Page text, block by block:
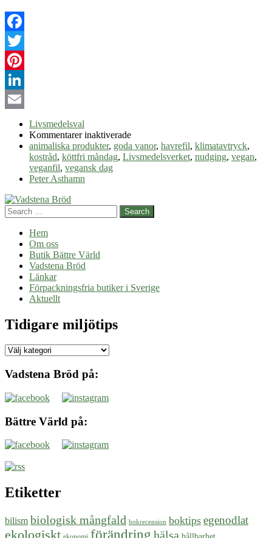
Facebook
Twitter
Pinterest
LinkedIn
Livsmedelsval
Kommentarer inaktiveradeför
En
vegansk
animaliska produkter, goda vanor, havrefil, klimatavtryck,
kostråd, köttfri måndag, Livsmedelsverket, nudging, vegan,
veganfil, vegansk dag
Peter Asthamn
Search
Hem
Om oss
Butik Bättre Värld
Vadstena Bröd
Länkar
Förpackningsfria butiker i Sverige
Aktuellt
Tidigare miljötips
Tidigare
Vadstena Bröd på:
Bättre Värld på:
Etiketter
bilism biologisk mångfald bokrecension boktips egenodlat
ekologiskt förändring hälsa